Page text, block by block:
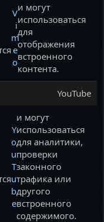
V
i
m
e
o
и могут
использоваться
для
отображения
встроенного
контента.
YouTube
Y
o
u
T
u
b
e
и могут
использоваться
для аналитики,
проверки
законного
трафика или
другого
встроенного
содержимого.